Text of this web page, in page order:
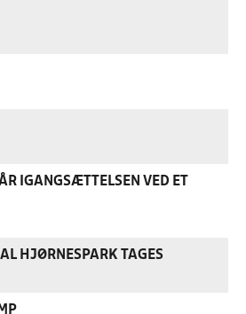
IGANGSÆTTELSEN VED ET
HJØRNESPARK TAGES